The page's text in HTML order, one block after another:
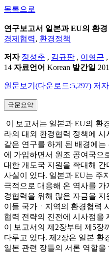
목록으로
연구보고서 일본과 EU의 환
경제협력, 환경정책
저자 정성춘 , 김규판 , 이형근 ,
14 자료언어 Korean 발간일
원문보기(다운로드:5,297) 저
국문요약
이 보고서는 일본과 EU의 환
라의 대외 환경협력 정책에
같은 연구를 하게 된 배경에는
에 가입하면서 원조 공여국으
대한 개도국 지원을 확대해
사실이 있다. 일본과 EU는 주
극적으로 대응해 온 역사를
경협력을 위해 많은 자금을
이들 국가ㆍ지역의 환경협력
협력 전략의 진전에 시사점을
이 보고서의 제2장부터 제5장
다루고 있다. 제2장은 일본 환
일본 관련 장들의 서론 역할